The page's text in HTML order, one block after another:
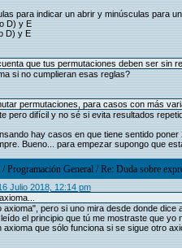
para indicar un abrir y minúsculas para
D) y E
D) y E
que tus permutaciones deben ser sin
si no cumplieran esas reglas?
permutaciones, para casos con más
pero difícil y no sé si evita resultados
hay casos en que tiene sentido
Bueno... para empezar supongo que
/Programación General/Re: Duda sobre
Julio 2018, 12:14 pm
axioma", pero si uno mira desde donde
el principio que tú me mostraste que yo
que sólo funciona si se sigue otro